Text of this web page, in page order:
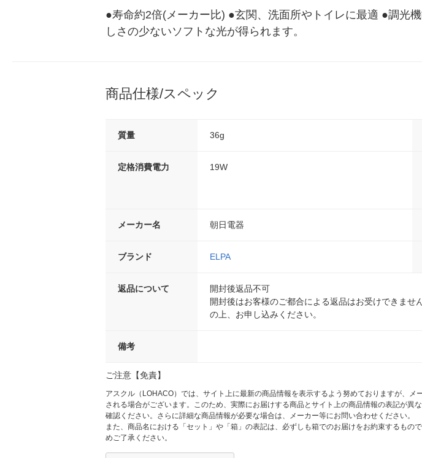
●寿命約2倍(メーカー比) ●玄関、洗面所やトイレに最適 ●調光
しさの少ないソフトな光が得られます。
商品仕様/スペック
質量 36g
定格消費電力 19W
メーカー名 朝日電器
ブランド ELPA
返品について
開封後返品不可
開封後はお客様のご都合による返品はお受けできま
の上、お申し込みください。
備考
ご注意【免責】
アスクル（LOHACO）では、サイト上に最新の商品情報を表示するよう努めておりますが、
される場合がございます。このため、実際にお届けする商品とサイト上の商品情報の表記が
確認ください。さらに詳細な商品情報が必要な場合は、メーカー等にお問い合わせください。
また、商品名における「セット」や「箱」の表記は、必ずしも箱でのお届けをお約束するも
めご了承ください。